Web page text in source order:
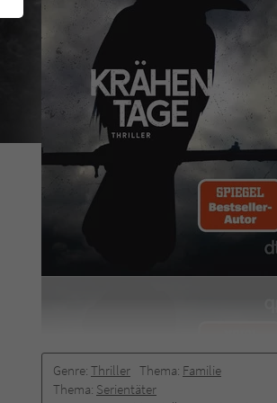
Genre: Thriller Thema: Familie
Thema: Serientäter